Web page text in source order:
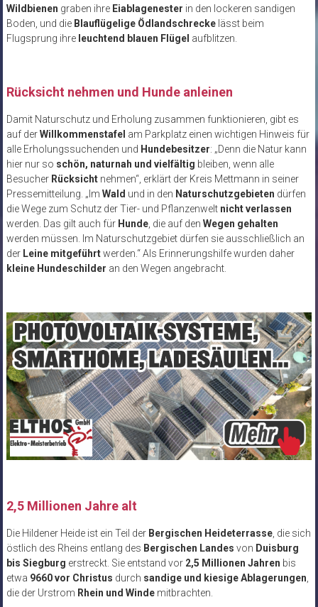
Wildbienen graben ihre Eiablagenester in den lockeren sandigen
Boden, und die Blauflügelige Ödlandschreckelässt beim
Flugsprung ihre leuchtend blauen Flügel aufblitzen.
Rücksicht nehmen und Hunde anleinen
Damit Naturschutz und Erholung zusammen funktionieren, gibt es
auf derWillkommenstafel am Parkplatz einen wichtigen Hinweis für
alle Erholungssuchenden und Hundebesitzer: „Denn die Natur kann
hier nur so schön, naturnah und vielfältig bleiben, wenn alle
Besucher Rücksichtnehmen“, erklärt der Kreis Mettmann in seiner
Pressemitteilung. „Im Wald und in den Naturschutzgebieten dürfen
die Wege zum Schutz der Tier- und Pflanzenwelt nicht verlassen
werden. Das gilt auch für Hunde, die auf den Wegen gehalten
werden müssen. Im Naturschutzgebiet dürfen sie ausschließlich an
der Leine mitgeführtwerden.“ Als Erinnerungshilfe wurden daher
kleine Hundeschilder an den Wegen angebracht.
2,5 Millionen Jahre alt
Die Hildener Heide ist ein Teil der Bergischen Heideterrasse, die sich
östlich des Rheins entlang des Bergischen Landes von Duisburg
bis Siegburg erstreckt. Sie entstand vor 2,5 Millionen Jahren bis
etwa 9660 vor Christus durch sandige und kiesige Ablagerungen
die der Urstrom Rhein und Windemitbrachten.